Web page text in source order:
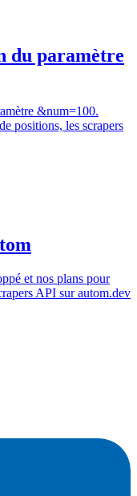
du paramètre
&num=100.
positions, les scrapers
et nos plans pour
API sur autom.dev